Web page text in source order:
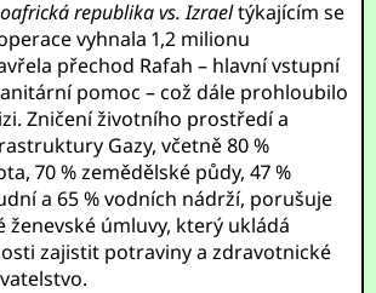
republika vs. Izraeltýkajícím se
vyhnala 1,2 milionu
přechod Rafah – hlavní vstupní
pomoc – což dále prohloubilo
Zničení životního prostředí a
Gazy, včetně 80 %
70 % zemědělské půdy, 47 %
a 65 % vodních nádrží, porušuje
ženevské úmluvy, který ukládá
zajistit potraviny a zdravotnické